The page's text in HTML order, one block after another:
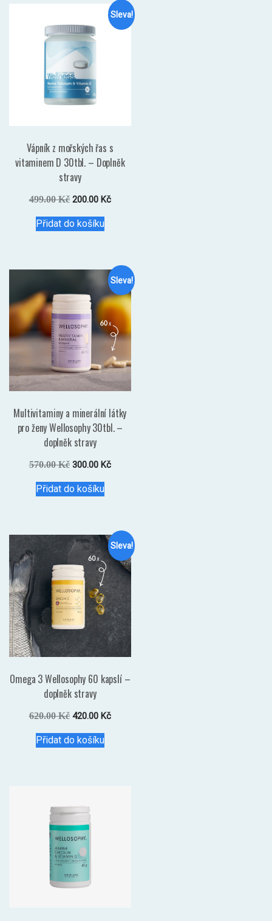
Sleva!
Vápník z mořských řas s
vitaminem D 30tbl. – Doplněk
stravy
499.00Kč Původní
byla:
200.00 KčAktuální
Přidat do košíku
Sleva!
Multivitaminy a minerální látky
pro ženy Wellosophy 30tbl. –
doplněk stravy
570.00Kč Původní
byla:
300.00 KčAktuální
Přidat do košíku
Sleva!
Omega 3 Wellosophy 60 kapslí –
doplněk stravy
620.00Kč Původní
byla:
420.00 KčAktuální
Přidat do košíku